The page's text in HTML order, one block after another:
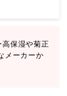
保湿や菊正
メーカーか